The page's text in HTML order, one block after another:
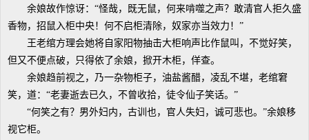
余娘故作惊讶：“怪哉，既无鼠，何来啃噬之声？敢清官人拒久盛
香物，招鼠入柜中央！何不启柜清除，奴家亦当效力！”
王老绾方理会她将自家阳物抽击大柜响声比作鼠叫，不觉好笑，
但又不便点破，只得依了余娘，掀开木柜，佯查。
余娘趋前视之，乃一杂物柜子，油盐酱醋，凌乱不堪，老绾窘
笑，道：“老妻逝去已久，不曾收拾，徒令仙子笑话。”
“何笑之有？男外妇内，古训也，官人失妇，诚可悲也。”余娘移
视它柜。